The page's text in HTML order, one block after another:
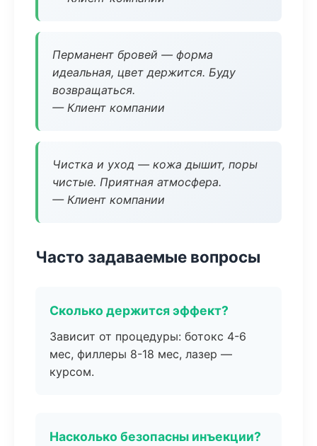
Перманент бровей — форма
идеальная, цвет держится. Буду
возвращаться.
— Клиент компании
Чистка и уход — кожа дышит, поры
чистые. Приятная атмосфера.
— Клиент компании
Часто задаваемые вопросы
Сколько держится эффект?
Зависит от процедуры: ботокс 4-6
мес, филлеры 8-18 мес, лазер —
курсом.
Насколько безопасны инъекции?